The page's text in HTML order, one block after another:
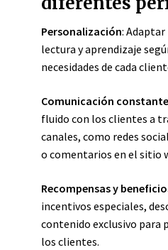
Personalización: Adaptar
lectura y aprendizaje
necesidades de cada
Comunicación constante
fluido con los clientes a
canales, como redes
o comentarios en el sitio
Recompensas y
incentivos especiales,
contenido exclusivo para
los clientes.